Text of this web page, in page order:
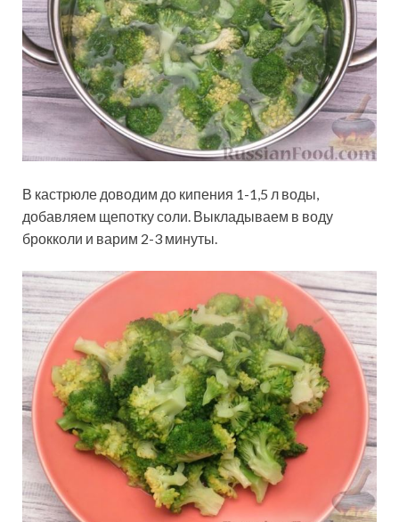
В кастрюле доводим до кипения 1-1,5 л воды,
добавляем щепотку соли. Выкладываем в воду
брокколи и варим 2-3 минуты.